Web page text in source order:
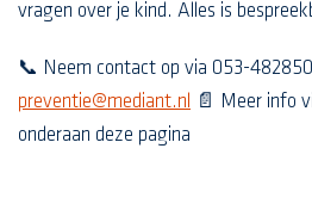
vragen over je kind. Alles is
📞 Neem contact op via 053-
preventie@mediant.nl
📄 Meer info
onderaan deze pagina